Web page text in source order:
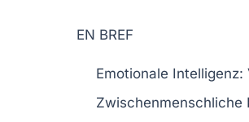
EN BREF
Emotionale Intelligenz:
Zwischenmenschliche